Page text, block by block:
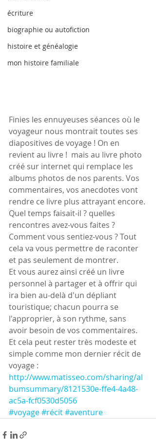
écriture
biographie ou autofiction
histoire et généalogie
mon histoire familiale
Finies les ennuyeuses séances où le
voyageur nous montrait toutes ses
diapositives de voyage ! On en
revient au livre !  mais au livre photo
créé sur internet qui remplace les
albums photos de nos parents. Vos
commentaires, vos anecdotes vont
rendre ce livre plus attrayant encore.
Quel temps faisait-il ? quelles
rencontres avez-vous faites ?
Comment vous sentiez-vous ? Tout
cela va vous permettre de raconter
et pas seulement de montrer.
Et vous aurez ainsi créé un livre
personnel à partager et à offrir qui
ira bien au-delà d'un dépliant
touristique; chacun pourra se
l'approprier, à son rythme, sans
avoir besoin de vos commentaires.
Et cela peut rester très modeste et
simple comme mon dernier récit de
voyage :
http://www.matisseo.com/sharing/al
bumsummary/8121530e-ffe4-4a48-
ac5a-fcf0530d5056
#voyage#récit#aventure